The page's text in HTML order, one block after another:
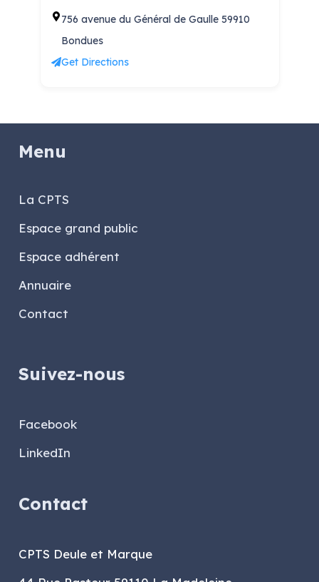
756 avenue du Général de Gaulle 59910
Bondues
Get Directions
Menu
La CPTS
Espace grand public
Espace adhérent
Annuaire
Contact
Suivez-nous
Facebook
LinkedIn
Contact
CPTS Deule et Marque